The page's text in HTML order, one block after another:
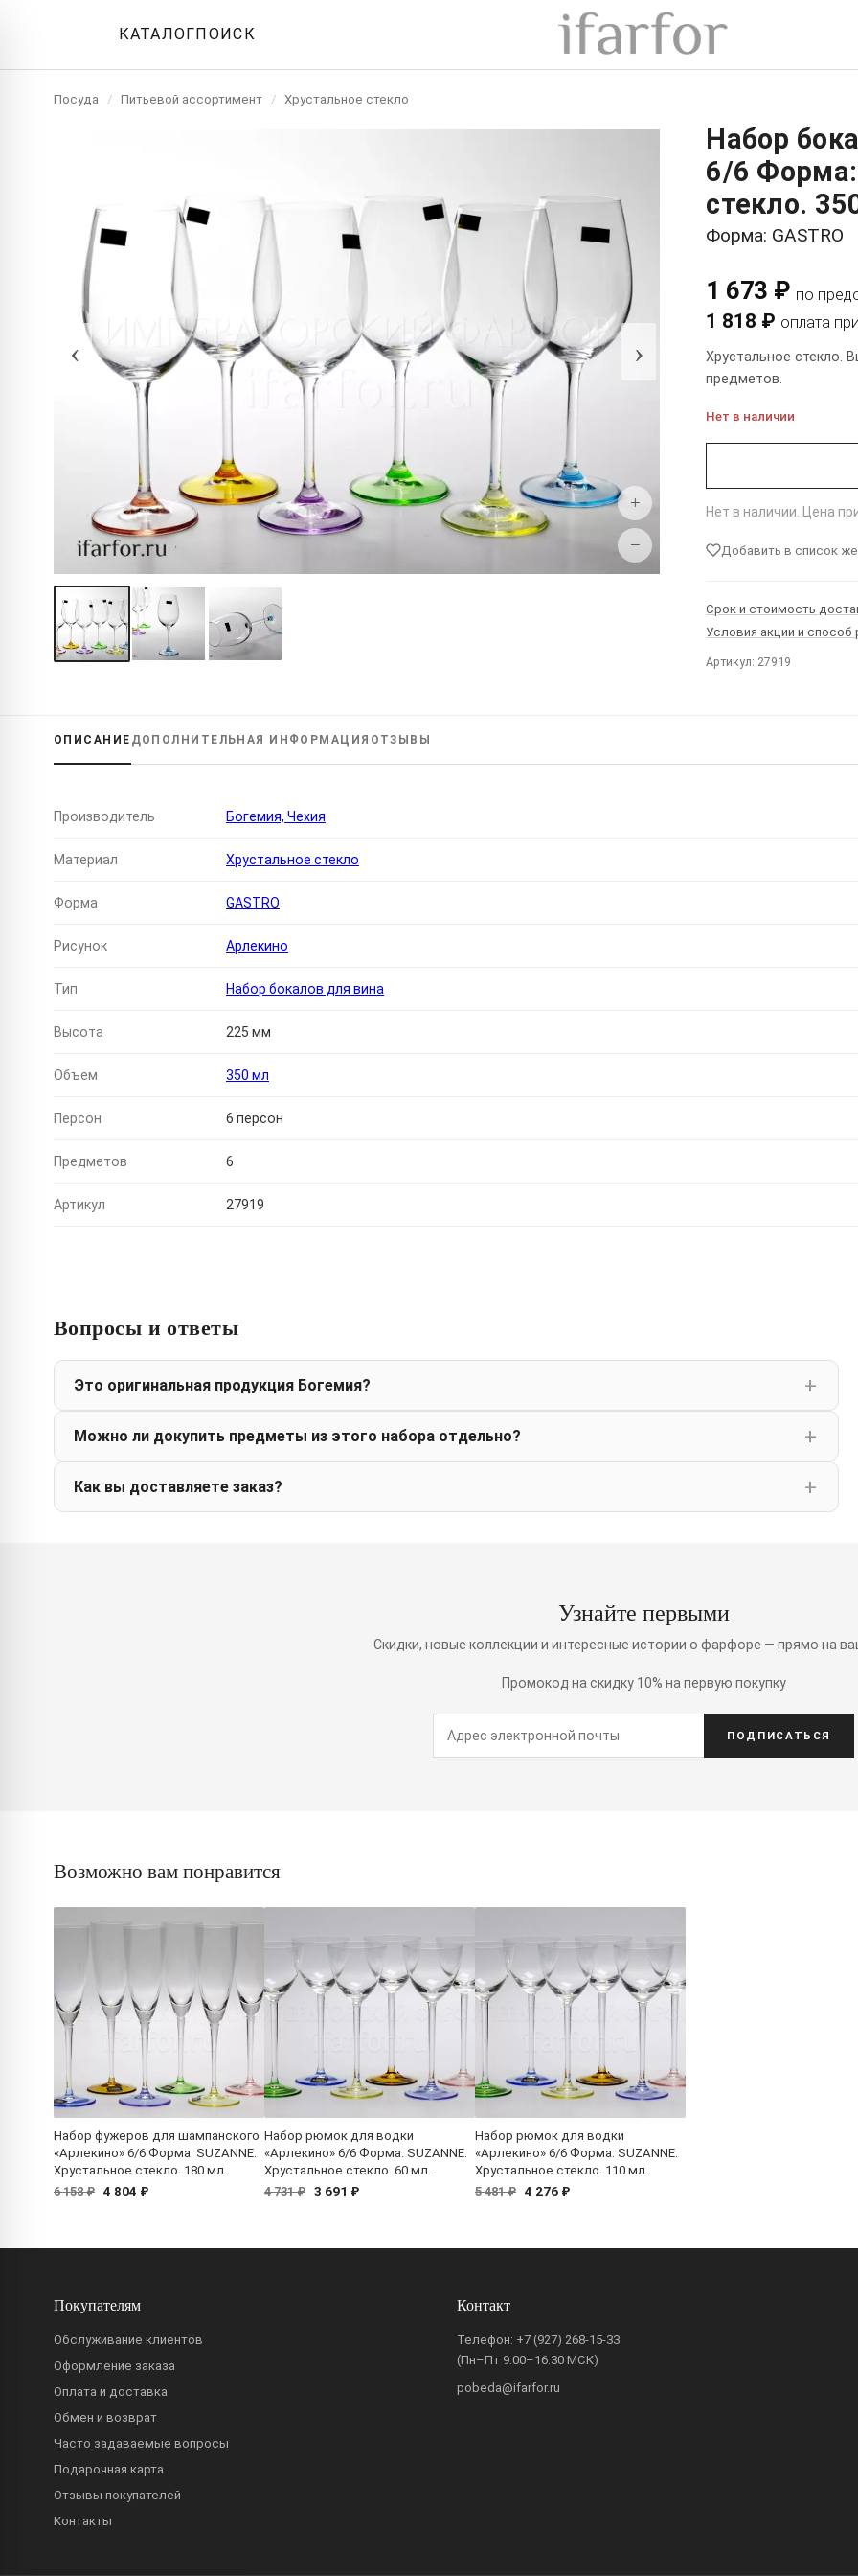
КАТАЛОГПОИСК
Посуда / Питьевой ассортимент / Хрустальное стекло
‹ ›
+
−
Набор
6/6 Форма:
стекло.
Форма: GASTRO
1 673 ₽ по
1 818 ₽ оплата
Хрустальное стекло.
предметов.
Нет в наличии
Нет в наличии. Цена
Добавить в список
Срок и стоимость
Условия акции и способ
Артикул: 27919
ОПИСАНИЕ ДОПОЛНИТЕЛЬНАЯ ИНФОРМАЦИЯ ОТЗЫВЫ
Производитель Богемия, Чехия
Материал Хрустальное стекло
Форма GASTRO
Рисунок Арлекино
Тип Набор бокалов для вина
Высота 225 мм
Объем 350 мл
Персон 6 персон
Предметов 6
Артикул 27919
Вопросы и ответы
Это оригинальная продукция Богемия?
Можно ли докупить предметы из этого набора отдельно?
Как вы доставляете заказ?
Узнайте первыми
Скидки, новые коллекции и интересные истории о фарфоре — прямо на
Промокод на скидку 10% на первую покупку
ПОДПИСАТЬСЯ
Возможно вам понравится
Набор фужеров для шампанского
«Арлекино» 6/6 Форма: SUZANNE.
Хрустальное стекло. 180 мл.
6 158 ₽ 4 804 ₽
Набор рюмок для водки
«Арлекино» 6/6 Форма: SUZANNE.
Хрустальное стекло. 60 мл.
4 731 ₽ 3 691 ₽
Набор рюмок для водки
«Арлекино» 6/6 Форма: SUZANNE.
Хрустальное стекло. 110 мл.
5 481 ₽ 4 276 ₽
Покупателям
Обслуживание клиентов
Оформление заказа
Оплата и доставка
Обмен и возврат
Часто задаваемые вопросы
Подарочная карта
Отзывы покупателей
Контакты
Контакт
Телефон: +7 (927) 268-15-33
(Пн–Пт 9:00–16:30 МСК)
pobeda@ifarfor.ru